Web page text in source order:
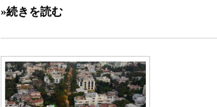
»続きを読む